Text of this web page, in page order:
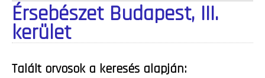
Érsebészet Budapest, III.
kerület
Talált orvosok a keresés alapján: